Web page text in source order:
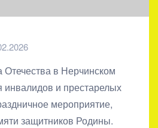
Отечества в Нерчинском
инвалидов и престарелых
мероприятие,
защитников Родины.